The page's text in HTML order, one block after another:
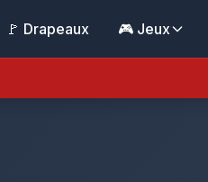
🚩 Drapeaux 🎮 Jeux